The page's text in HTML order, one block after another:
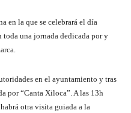
en la que se celebrará el día
toda una jornada dedicada por y
en el ayuntamiento y tras
por “Canta Xiloca”. A las 13h
otra visita guiada a la